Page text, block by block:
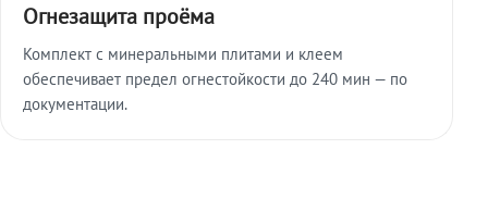
Огнезащита проёма
Комплект с минеральными плитами и клеем
обеспечивает предел огнестойкости до 240 мин — по
документации.